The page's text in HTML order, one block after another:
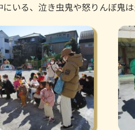
にいる、泣き虫鬼や怒りんぼ鬼